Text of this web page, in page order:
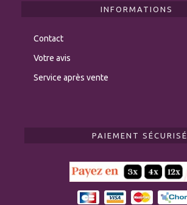
INFORMATIONS
Contact
Votre avis
Service après vente
PAIEMENT SÉCURISÉ